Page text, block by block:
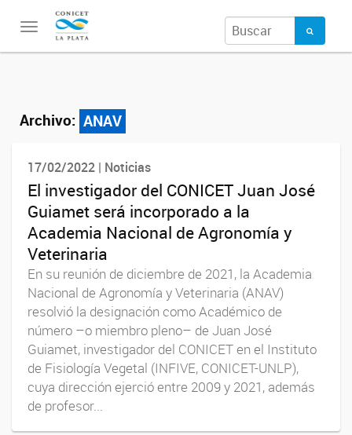
Toggle
navigation
Archivo: ANAV
17/02/2022 | Noticias
El investigador del CONICET Juan José
Guiamet será incorporado a la
Academia Nacional de Agronomía y
Veterinaria
En su reunión de diciembre de 2021, la Academia
Nacional de Agronomía y Veterinaria (ANAV)
resolvió la designación como Académico de
número –o miembro pleno– de Juan José
Guiamet, investigador del CONICET en el Instituto
de Fisiología Vegetal (INFIVE, CONICET-UNLP),
cuya dirección ejerció entre 2009 y 2021, además
de profesor...